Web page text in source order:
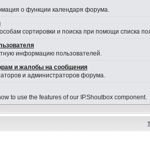
о функции календаря форума.
сортировки и поиска при помощи списка
информацию пользователей.
и жалобы на сообщения
и администраторов форума.
to use the features of our IP.Shoutbox component.